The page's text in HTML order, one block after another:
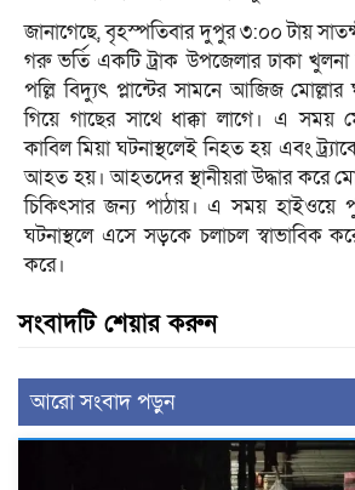
জানাগেছে, বৃহস্পতিবার দুপুর ৩:০০ টায়
গরু ভর্তি একটি ট্রাক উপজেলার ঢাকা
পল্লি বিদ্যুৎ প্লান্টের সামনে আজিজ মোল্লার
গিয়ে গাছের সাথে ধাক্কা লাগে। এ
কাবিল মিয়া ঘটনাস্থলেই নিহত হয় এবং
আহত হয়। আহতদের স্থানীয়রা উদ্ধার করে
চিকিৎসার জন্য পাঠায়। এ সময় হাইওয়ে
ঘটনাস্থলে এসে সড়কে চলাচল স্বাভাবিক
করে।
সংবাদটি শেয়ার করুন
আরো সংবাদ পড়ুন